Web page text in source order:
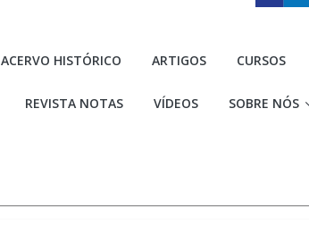
mais
ACERVO HISTÓRICO ARTIGOS CURSOS
REVISTA NOTAS VÍDEOS SOBRE NÓS